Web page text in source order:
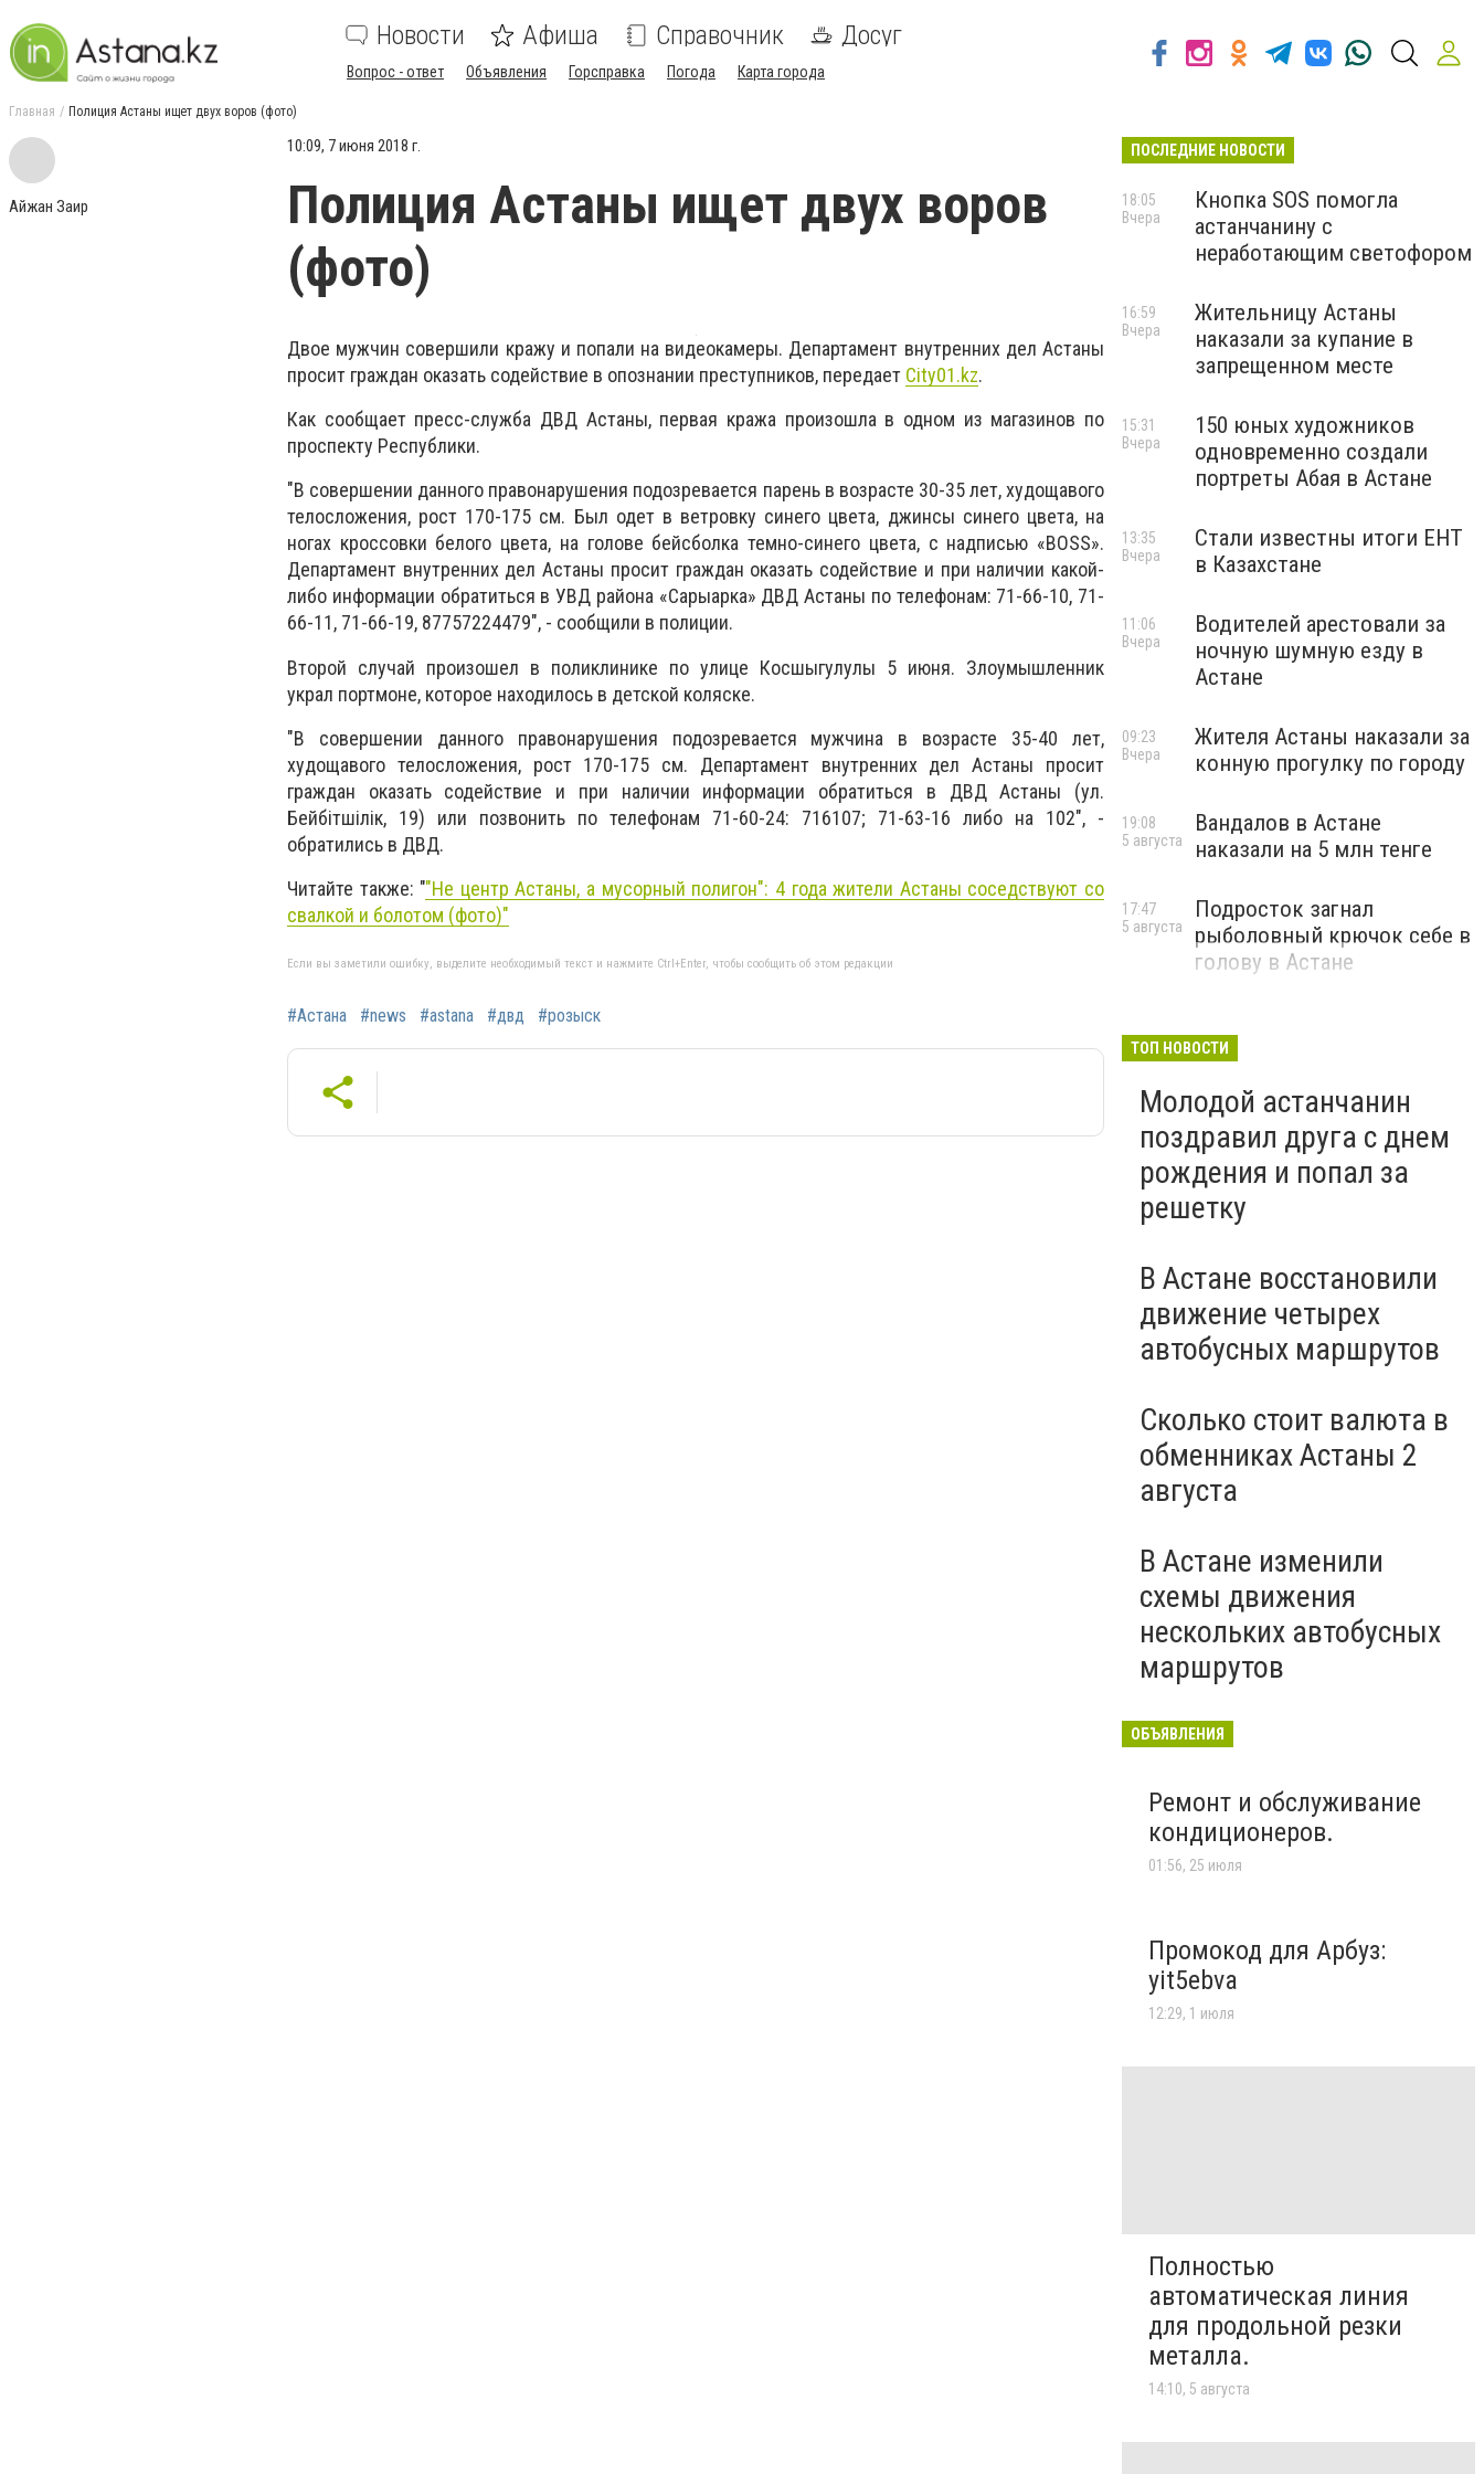
Новости Афиша Справочник Досуг
Вопрос - ответ Объявления Горсправка Погода Карта города
Главная Полиция Астаны ищет двух воров (фото)
Айжан Заир
10:09, 7 июня 2018 г.
Полиция Астаны ищет двух воров
(фото)
Двое мужчин совершили кражу и попали на видеокамеры. Департамент внутренних дел Астаны
просит граждан оказать содействие в опознании преступников, передает City01.kz.
Как сообщает пресс-служба ДВД Астаны, первая кража произошла в одном из магазинов по
проспекту Республики.
"В совершении данного правонарушения подозревается парень в возрасте 30-35 лет, худощавого
телосложения, рост 170-175 см. Был одет в ветровку синего цвета, джинсы синего цвета, на
ногах кроссовки белого цвета, на голове бейсболка темно-синего цвета, с надписью «BOSS».
Департамент внутренних дел Астаны просит граждан оказать содействие и при наличии какой-
либо информации обратиться в УВД района «Сарыарка» ДВД Астаны по телефонам: 71-66-10, 71-
66-11, 71-66-19, 87757224479", - сообщили в полиции.
Второй случай произошел в поликлинике по улице Косшыгулулы 5 июня. Злоумышленник
украл портмоне, которое находилось в детской коляске.
"В совершении данного правонарушения подозревается мужчина в возрасте 35-40 лет,
худощавого телосложения, рост 170-175 см. Департамент внутренних дел Астаны просит
граждан оказать содействие и при наличии информации обратиться в ДВД Астаны (ул.
Бейбітшілік, 19) или позвонить по телефонам 71-60-24: 716107; 71-63-16 либо на 102", -
обратились в ДВД.
Читайте также: ""Не центр Астаны, а мусорный полигон": 4 года жители Астаны соседствуют со
свалкой и болотом (фото)"
Если вы заметили ошибку, выделите необходимый текст и нажмите Ctrl+Enter, чтобы сообщить об этом редакции
#Астана #news #astana #двд #розыск
ПОСЛЕДНИЕ НОВОСТИ
Кнопка SOS помогла
астанчанину с
неработающим светофором
18:05
Вчера
Жительницу Астаны
наказали за купание в
запрещенном месте
16:59
Вчера
150 юных художников
одновременно создали
портреты Абая в Астане
15:31
Вчера
Стали известны итоги ЕНТ
в Казахстане
13:35
Вчера
Водителей арестовали за
ночную шумную езду в
Астане
11:06
Вчера
Жителя Астаны наказали за
конную прогулку по городу
09:23
Вчера
Вандалов в Астане
наказали на 5 млн тенге
19:08
5 августа
Подросток загнал
рыболовный крючок себе в
голову в Астане
17:47
5 августа
ТОП НОВОСТИ
Молодой астанчанин
поздравил друга с днем
рождения и попал за
решетку
В Астане восстановили
движение четырех
автобусных маршрутов
Сколько стоит валюта в
обменниках Астаны 2
августа
В Астане изменили
схемы движения
нескольких автобусных
маршрутов
ОБЪЯВЛЕНИЯ
Ремонт и обслуживание
кондиционеров.
01:56, 25 июля
Промокод для Арбуз:
yit5ebva
12:29, 1 июля
Полностью
автоматическая линия
для продольной резки
металла.
14:10, 5 августа